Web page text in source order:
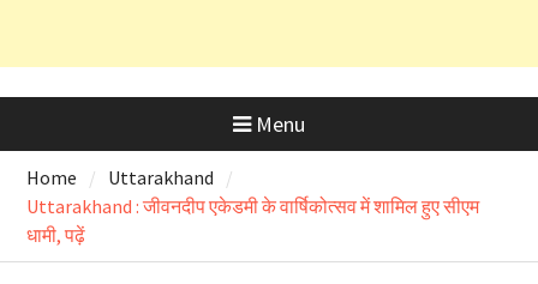
Menu
Home
Uttarakhand
Uttarakhand : जीवनदीप एकेडमी के वार्षिकोत्सव में शामिल हुए सीएम
धामी, पढ़ें